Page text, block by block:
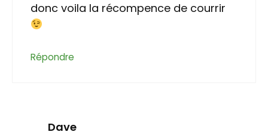
donc voila la récompence de courrir
Répondre
Dave